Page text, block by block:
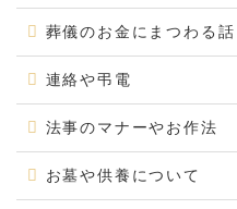
葬儀のお金にまつわる話
連絡や弔電
法事のマナーやお作法
お墓や供養について